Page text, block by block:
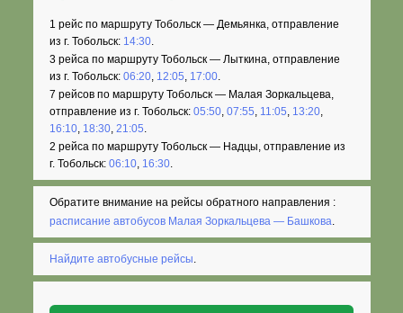
1 рейс по маршруту Тобольск — Демьянка, отправление
из г. Тобольск: 14:30
3 рейса по маршруту Тобольск — Лыткина, отправление
из г. Тобольск:06:20, 12:05, 17:00.
7 рейсов по маршруту Тобольск — Малая Зоркальцева,
отправление из г. Тобольск:05:50,07:55, 11:05, 13:20,
16:10, 18:30,21:05.
2 рейса по маршруту Тобольск — Надцы, отправление из
г. Тобольск:06:10, 16:30.
Обратите внимание на рейсы обратного направления :
расписание автобусов Малая Зоркальцева — Башкова
Найдите автобусные рейсы.